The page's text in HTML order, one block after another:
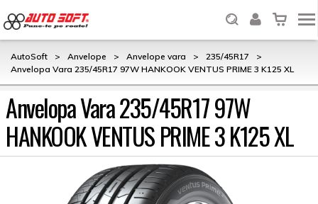
AutoSoft > Anvelope > Anvelope vara > 235/45R17
>
Anvelopa Vara 235/45R17 97W HANKOOK VENTUS PRIME 3 K125 XL
Anvelopa Vara 235/45R17 97W
HANKOOK VENTUS PRIME 3 K125 XL